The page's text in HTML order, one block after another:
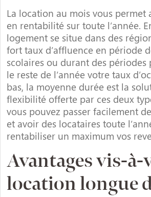
La location au mois vous permet
en rentabilité sur toute l’année.
logement se situe dans des
fort taux d’affluence en période
scolaires ou durant des périodes
le reste de l’année votre taux
bas, la moyenne durée est la
flexibilité offerte par ces deux
vous pouvez passer facilement
et avoir des locataires toute
rentabiliser un maximum vos
Avantages vis-à-
location longue